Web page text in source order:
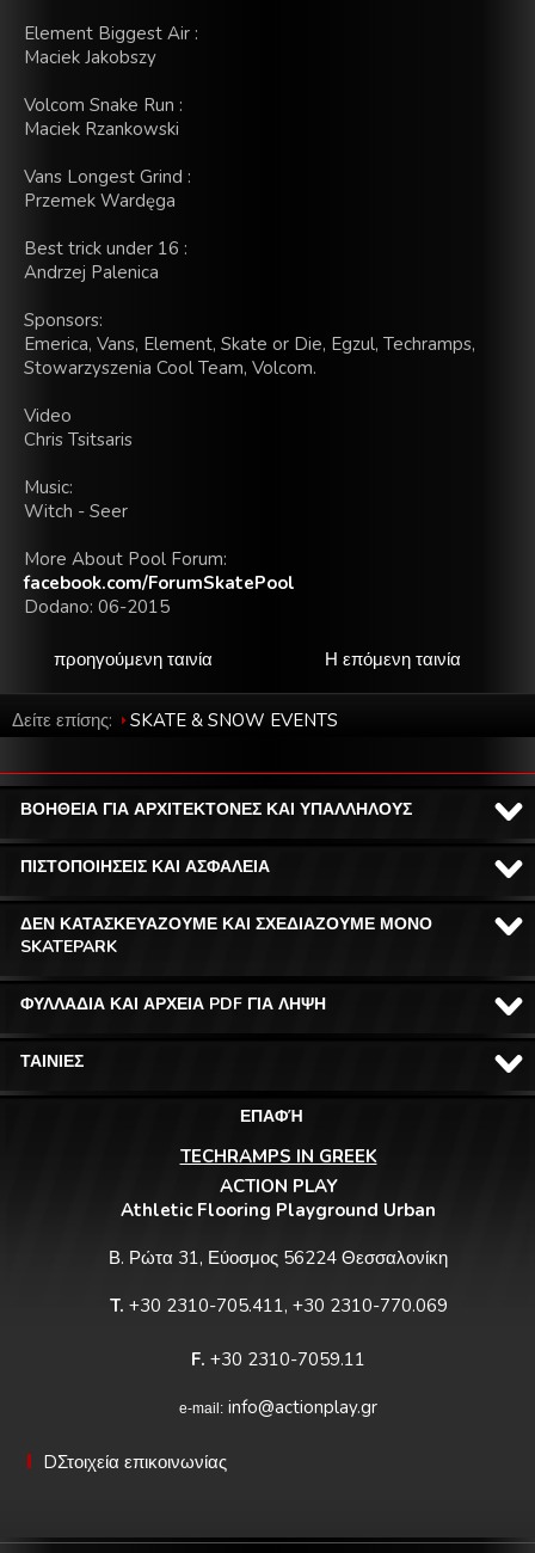
Element Biggest Air :
Maciek Jakobszy
Volcom Snake Run :
Maciek Rzankowski
Vans Longest Grind :
Przemek Wardęga
Best trick under 16 :
Andrzej Palenica
Sponsors:
Emerica, Vans, Element, Skate or Die, Egzul, Techramps,
Stowarzyszenia Cool Team, Volcom.
Video
Chris Tsitsaris
Music:
Witch - Seer
More About Pool Forum:
facebook.com/ForumSkatePool
Dodano: 06-2015
Η επόμενη ταινία
προηγούμενη ταινία
Δείτε επίσης: SKATE & SNOW EVENTS
ΒΟΗΘΕΙΑ ΓΙΑ ΑΡΧΙΤΕΚΤΟΝΕΣ ΚΑΙ ΥΠΑΛΛΗΛΟΥΣ
ΠΙΣΤΟΠΟΙΗΣΕΙΣ ΚΑΙ ΑΣΦΑΛΕΙΑ
ΔΕΝ ΚΑΤΑΣΚΕΥΑΖΟΥΜΕ ΚΑΙ ΣΧΕΔΙΑΖΟΥΜΕ ΜΟΝΟ
SKATEPARK
ΦΥΛΛΑΔΙΑ ΚΑΙ ΑΡΧΕΙΑ PDF ΓΙΑ ΛΗΨΗ
ΤΑΙΝΙΕΣ
ΕΠΑΦΉ
TECHRAMPS IN GREEK
ACTION PLAY
Athletic Flooring Playground Urban
Β. Ρώτα 31, Εύοσμος 56224 Θεσσαλονίκη
T. +30 2310-705.411, +30 2310-770.069
F. +30 2310-7059.11
e-mail: info@actionplay.gr
DΣτοιχεία επικοινωνίας